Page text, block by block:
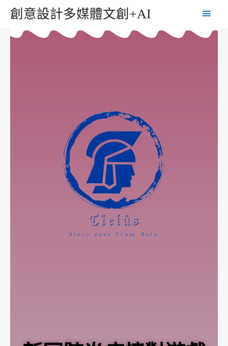
創意設計多媒體文創+AI